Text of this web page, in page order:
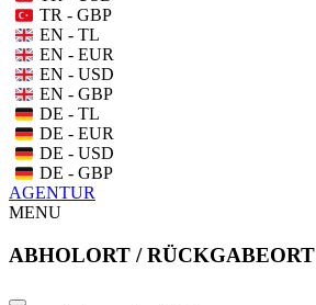
TR - GBP
EN - TL
EN - EUR
EN - USD
EN - GBP
DE - TL
DE - EUR
DE - USD
DE - GBP
AGENTUR
MENU
ABHOLORT / RÜCKGABEORT